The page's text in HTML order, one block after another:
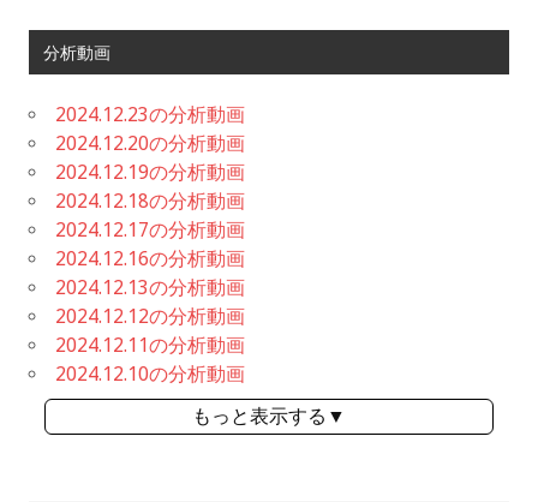
分析動画
2024.12.23の分析動画
2024.12.20の分析動画
2024.12.19の分析動画
2024.12.18の分析動画
2024.12.17の分析動画
2024.12.16の分析動画
2024.12.13の分析動画
2024.12.12の分析動画
2024.12.11の分析動画
2024.12.10の分析動画
もっと表示する▼